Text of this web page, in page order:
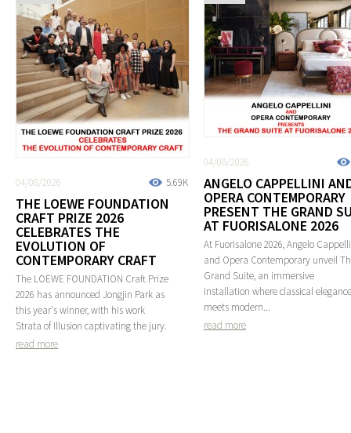
5.69K
04/08/2026
THE LOEWE FOUNDATION
CRAFT PRIZE 2026
CELEBRATES THE
EVOLUTION OF
CONTEMPORARY CRAFT
The LOEWE FOUNDATION Craft Prize
2026 has announced Jongjin Park as
this year's winner, with his work
Strata of Illusion captivating the jury.
read more
04/08/2026
ANGELO CAPPELLINI
OPERA CONTEMPORARY
PRESENT THE GRAND
AT FUORISALONE 2026
At Fuorisalone 2026, Angelo
and Opera Contemporary unveil
Grand Suite, an immersive
installation where classical elegance
meets modern...
read more